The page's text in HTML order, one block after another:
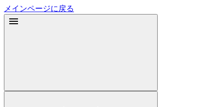
メインページに戻る